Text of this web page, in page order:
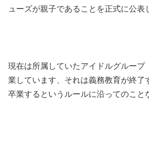
ューズが親子であることを正式に公表
現在は所属していたアイドルグループ
業しています、それは義務教育が終了
卒業するというルールに沿ってのこと